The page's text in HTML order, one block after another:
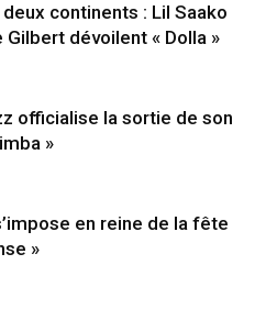
deux continents : Lil Saako
Gilbert dévoilent « Dolla »
officialise la sortie de son
»
en reine de la fête
»